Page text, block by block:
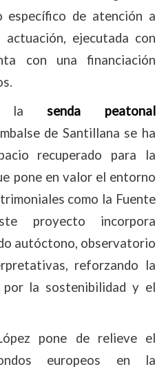
de atención a
actuación, ejecutada con
con una financiación
lasenda peatonal
de Santillana se ha
recuperado para la
pone en valor el entorno
como la Fuente
proyecto incorpora
autóctono, observatorio
reforzando la
por la sostenibilidad y el
pone de relieve el
europeos en la